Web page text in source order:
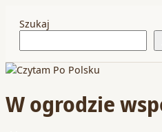
Szukaj
W ogrodzie